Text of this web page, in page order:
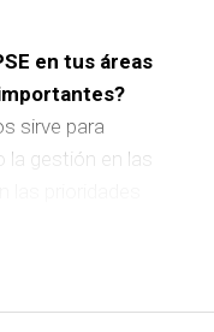
en tus áreas
sirve para
gestión en las
la accesibilidad
accesibilidad de